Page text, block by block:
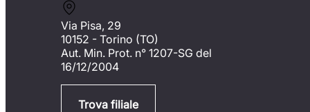
Via Pisa, 29
10152 - Torino (TO)
Aut. Min. Prot. n° 1207-SG del
16/12/2004
Trova filiale